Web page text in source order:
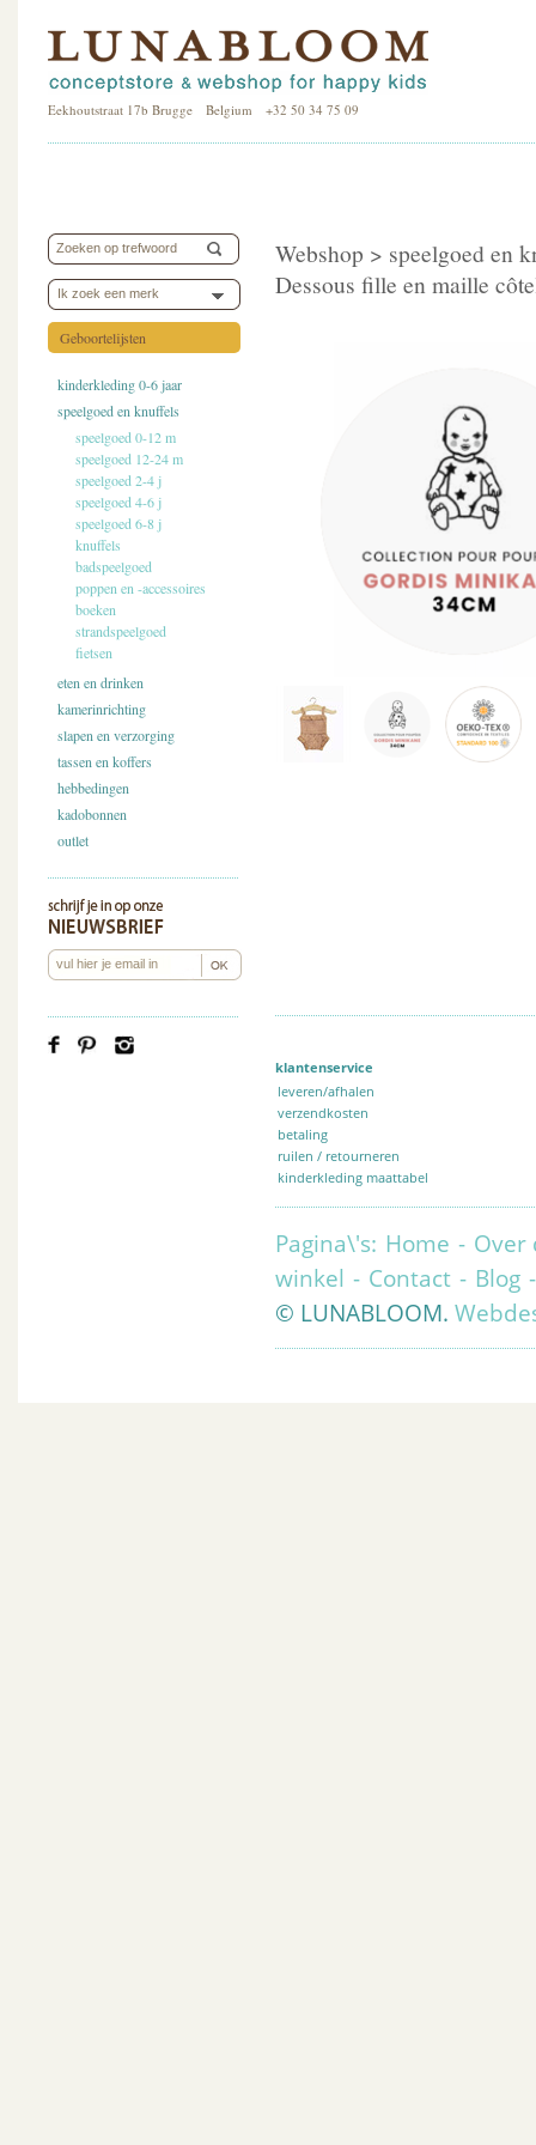
Eekhoutstraat 17b Brugge Belgium +32 50 34 75 09
Ik zoek een merk
Geboortelijsten
kinderkleding 0-6 jaar
speelgoed en knuffels
speelgoed 0-12 m
speelgoed 12-24 m
speelgoed 2-4 j
speelgoed 4-6 j
speelgoed 6-8 j
knuffels
badspeelgoed
poppen en -accessoires
boeken
strandspeelgoed
fietsen
eten en drinken
kamerinrichting
slapen en verzorging
tassen en koffers
hebbedingen
kadobonnen
outlet
Webshop > speelgoed en
Dessous fille en maille
klantenservice
leveren/afhalen
verzendkosten
betaling
ruilen / retourneren
kinderkleding maattabel
Pagina\'s: Home - Over
winkel - Contact - Blog
© LUNABLOOM.